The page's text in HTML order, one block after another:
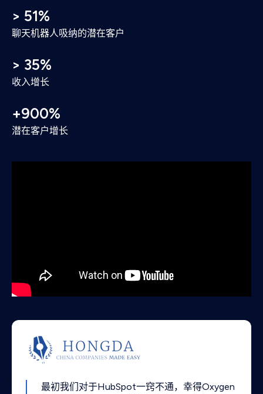
> 51%
聊天机器人吸纳的潜在客户
> 35%
收入增长
+900%
潜在客户增长
最初我们对于HubSpot一窍不通，幸得Oxygen